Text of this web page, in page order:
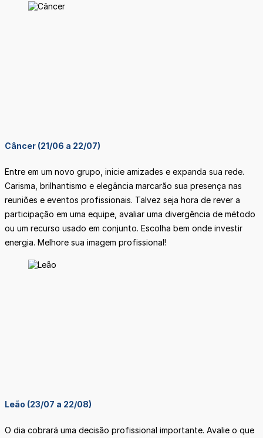
Câncer (21/06 a 22/07)
Entre em um novo grupo, inicie amizades e expanda sua rede.
Carisma, brilhantismo e elegância marcarão sua presença nas
reuniões e eventos profissionais. Talvez seja hora de rever a
participação em uma equipe, avaliar uma divergência de método
ou um recurso usado em conjunto. Escolha bem onde investir
energia. Melhore sua imagem profissional!
Leão (23/07 a 22/08)
O dia cobrará uma decisão profissional importante. Avalie o que